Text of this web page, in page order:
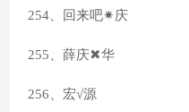
254、回来吧✷庆
255、薛庆✖华
256、宏√源